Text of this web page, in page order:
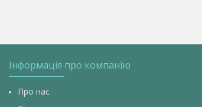
Інформація про компанію
Про нас